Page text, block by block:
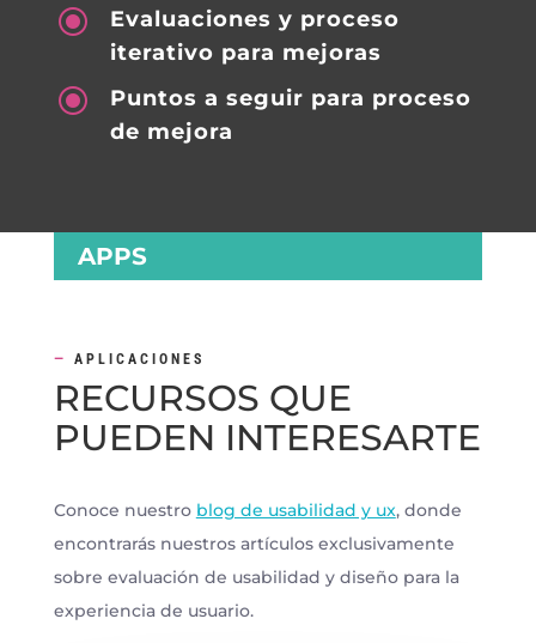
\
Evaluaciones y proceso
iterativo para mejoras
\
Puntos a seguir para proceso
de mejora
APPS
— APLICACIONES
RECURSOS QUE
PUEDEN INTERESARTE
Conoce nuestro blog de usabilidad y ux, donde
encontrarás nuestros artículos exclusivamente
sobre evaluación de usabilidad y diseño para la
experiencia de usuario.